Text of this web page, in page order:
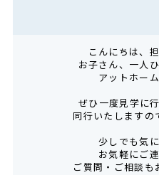
こんにちは、
お子さん、一人
アットホー
ぜひ一度見学に
同行いたします
少しでも気
お気軽にご
ご質問・ご相談